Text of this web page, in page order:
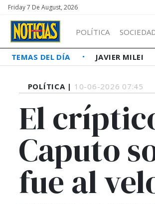
Friday 7 De August, 2026
POLÍTICA
TEMAS DEL DÍA JAVIER MILEI
POLÍTICA | 10-06-2026 07:45
El
Caputo
fue al